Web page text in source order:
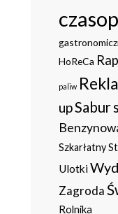
HoReCa
paliw
upSabur
Szkarłatny
Ulotki
Zagroda
Rolnika